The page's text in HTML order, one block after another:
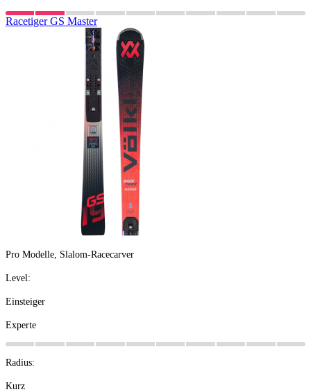
RacetigerGS Master
Pro Modelle, Slalom-Racecarver
Level:
Einsteiger
Experte
Radius:
Kurz